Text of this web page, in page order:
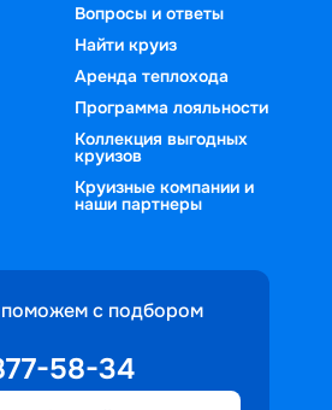
Вопросы и ответы
Найти круиз
Аренда теплохода
Программа лояльности
Коллекция выгодных
круизов
Круизные компании и
наши партнеры
с подбором
58-34